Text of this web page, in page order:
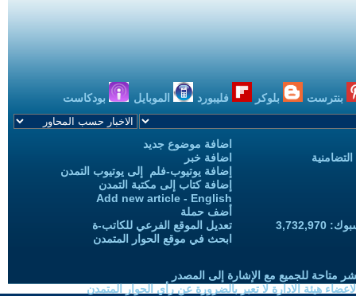
بنترست بلوكر فليبورد الموبايل بودكاست
اضافة موضوع جديد
اضافة خبر
إضافة يوتيوب-فلم إلى يوتيوب التمدن
إضافة كتاب إلى مكتبة التمدن
Add new article - English
أضف حملة
تعديل الموقع الفرعي للكاتب-ة
ابحث في موقع الحوار المتمدن
متاحة للجميع مع الإشارة إلى المصدر
هيئة الادارة لا تعبر بالضرورة عن رأي الحوار المتمدن